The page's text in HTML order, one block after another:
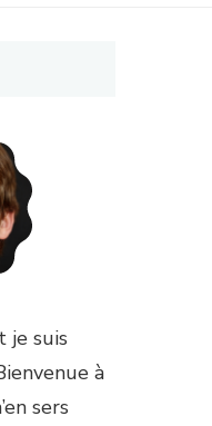
je suis
à
sers